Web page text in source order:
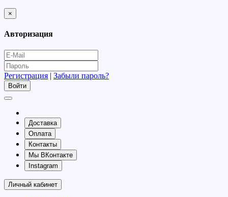
×
Авторизация
Регистрация | Забыли пароль?
Доставка
Оплата
Контакты
Мы ВКонтакте
Instagram
Личный кабинет